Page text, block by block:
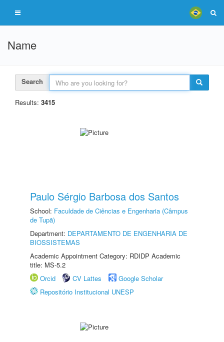
Name
Search
Results: 3415
Paulo Sérgio Barbosa dos Santos
School: Faculdade de Ciências e Engenharia (Câmpus
de Tupã)
Department: DEPARTAMENTO DE ENGENHARIA DE
BIOSSISTEMAS
Academic Appointment Category: RDIDP Academic
title: MS-5.2
Orcid
CV Lattes
Google Scholar
Repositório Institucional UNESP